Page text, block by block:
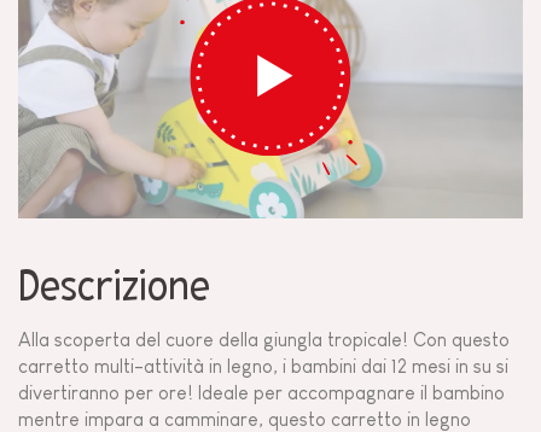
Descrizione
Alla scoperta del cuore della giungla tropicale! Con questo
carretto multi-attività in legno, i bambini dai 12 mesi in su si
divertiranno per ore! Ideale per accompagnare il bambino
mentre impara a camminare, questo carretto in legno